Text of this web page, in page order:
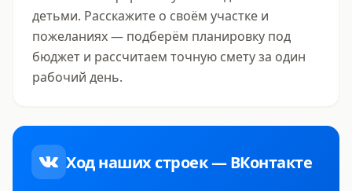
детьми. Расскажите о своём участке и
пожеланиях — подберём планировку под
бюджет и рассчитаем точную смету за один
рабочий день.
Ход наших строек — ВКонтакте